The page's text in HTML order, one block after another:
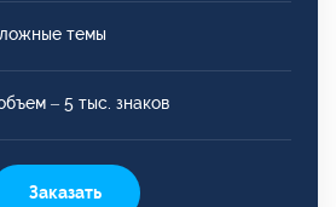
темы
– 5 тыс. знаков
Заказать